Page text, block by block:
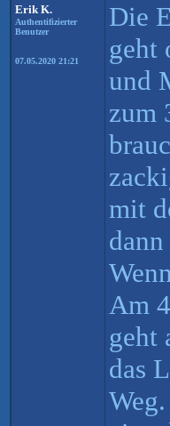
Erik K.
Authentifizierter
Benutzer
07.05.2020 21:21
Die
geht
und
zum
mit
Am
geht
das